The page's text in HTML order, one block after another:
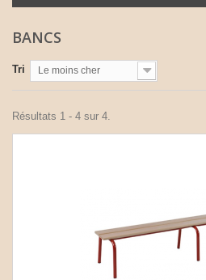
BANCS
Tri Le moins cher
Résultats 1 - 4 sur 4.